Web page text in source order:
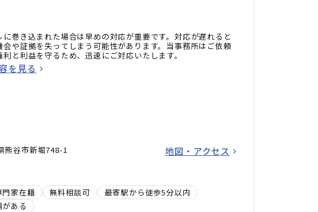
に巻き込まれた場合は早めの対応が重要です。対応が遅れると
会や証拠を失ってしまう可能性があります。当事務所はご依頼
利と利益を守るため、迅速にご対応いたします。
を見る
熊谷市新堀748-1 地図・アクセス
門家在籍 無料相談可
最寄駅から徒歩5分以内
ある